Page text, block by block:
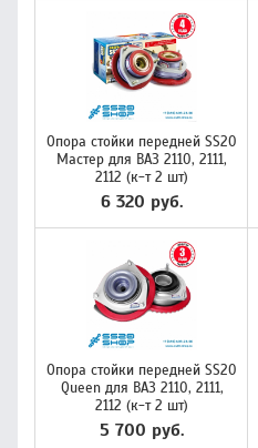
Опора стойки передней SS20
Мастер для ВАЗ 2110, 2111,
2112 (к-т 2 шт)
6 320 руб.
Опора стойки передней SS20
Queen для ВАЗ 2110, 2111,
2112 (к-т 2 шт)
5 700 руб.